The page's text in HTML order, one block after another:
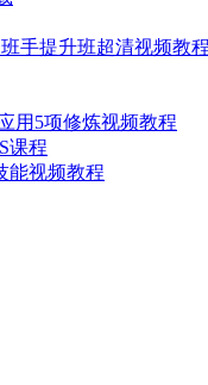
手提升班超清视频教
用5项修炼视频教程
课程
能视频教程